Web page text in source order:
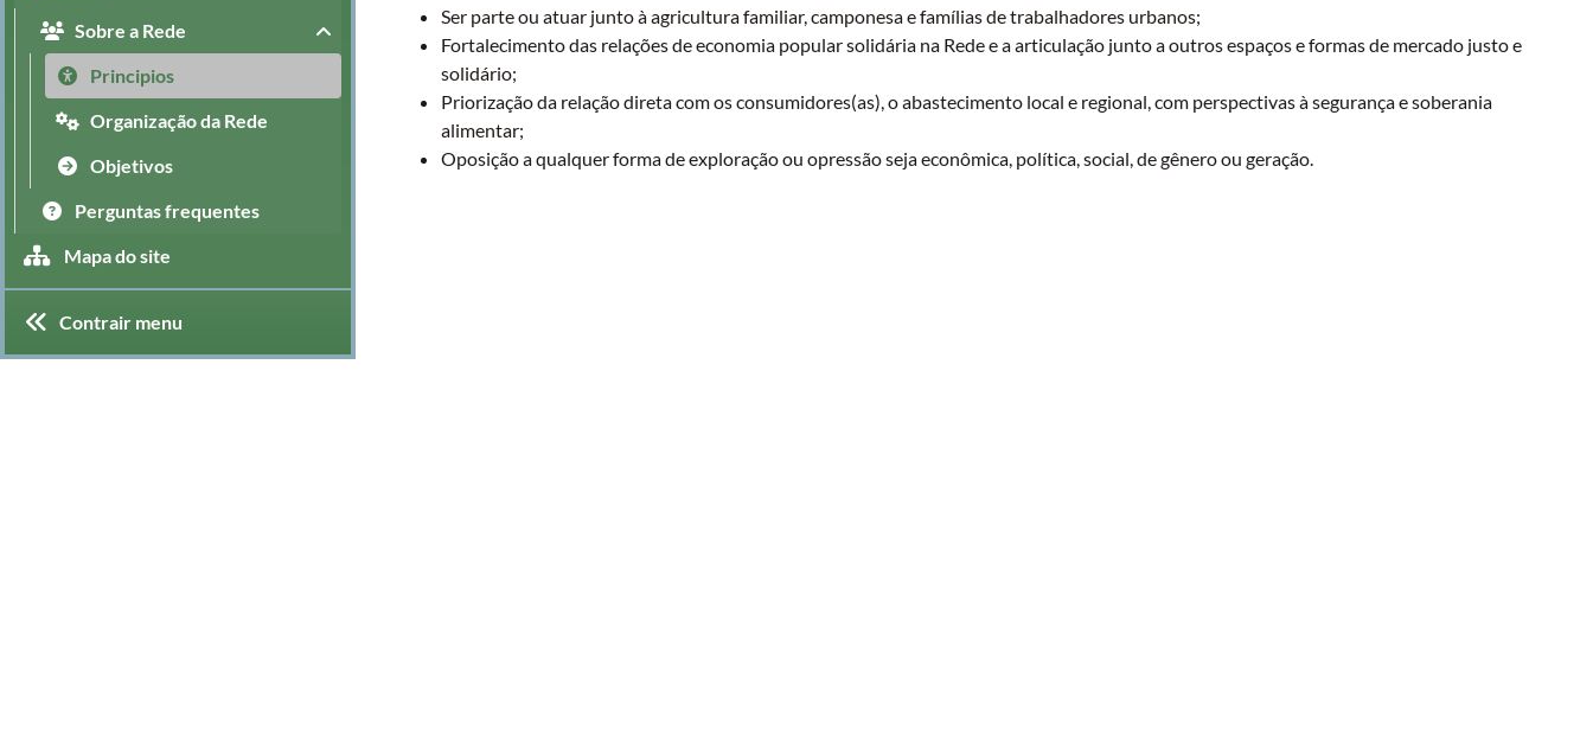
Sobre a Rede
Principios
Organização da Rede
Objetivos
Perguntas frequentes
Mapa do site
Contrair menu
Ser parte ou atuar junto à agricultura familiar, camponesa e famílias de trabalhadores urbanos;
Fortalecimento das relações de economia popular solidária na Rede e a articulação junto a outros espaços e formas de mercado justo e
solidário;
Priorização da relação direta com os consumidores(as), o abastecimento local e regional, com perspectivas à segurança e soberania
alimentar;
Oposição a qualquer forma de exploração ou opressão seja econômica, política, social, de gênero ou geração.